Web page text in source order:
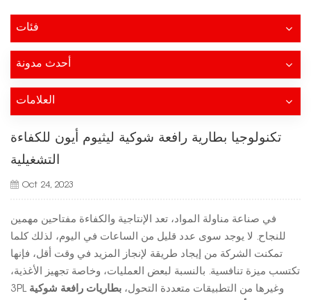
فئات
أحدث مدونة
العلامات
تكنولوجيا بطارية رافعة شوكية ليثيوم أيون للكفاءة
التشغيلية
Oct 24, 2023
في صناعة مناولة المواد، تعد الإنتاجية والكفاءة مفتاحين مهمين
للنجاح. لا يوجد سوى عدد قليل من الساعات في اليوم، لذلك كلما
تمكنت الشركة من إيجاد طريقة لإنجاز المزيد في وقت أقل، فإنها
تكتسب ميزة تنافسية. بالنسبة لبعض العمليات، وخاصة تجهيز الأغذية،
3PL وغيرها من التطبيقات متعددة التحول، بطاريات رافعة شوكية